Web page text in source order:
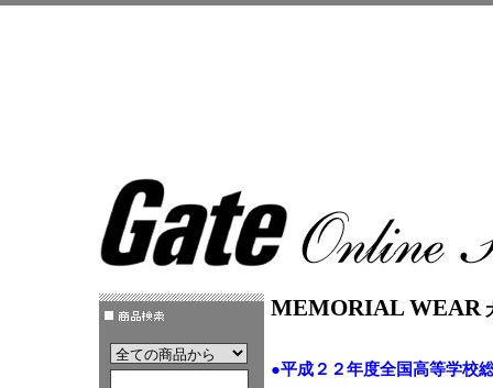
MEMORIAL WEAR
●平成２２年度全国高等学校